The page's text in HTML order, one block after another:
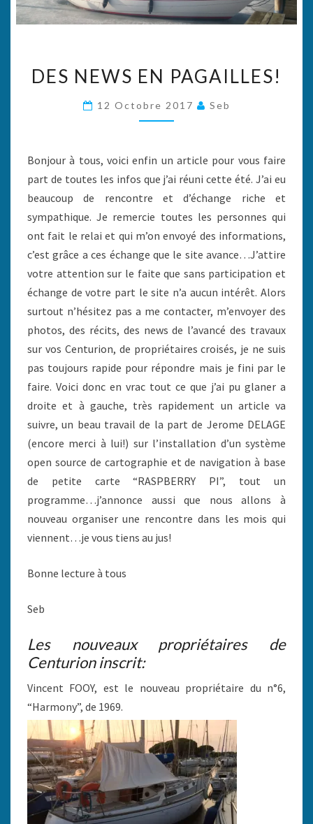
NEWS
PAGAILLES!
DES NEWS EN PAGAILLES!
12 Octobre 2017 Seb
Bonjour à tous, voici enfin un article pour vous faire
part de toutes les infos que j’ai réuni cette été. J’ai eu
beaucoup de rencontre et d’échange riche et
sympathique. Je remercie toutes les personnes qui
ont fait le relai et qui m’on envoyé des informations,
c’est grâce a ces échange que le site avance…J’attire
votre attention sur le faite que sans participation et
échange de votre part le site n’a aucun intérêt. Alors
surtout n’hésitez pas a me contacter, m’envoyer des
photos, des récits, des news de l’avancé des travaux
sur vos Centurion, de propriétaires croisés, je ne suis
pas toujours rapide pour répondre mais je fini par le
faire. Voici donc en vrac tout ce que j’ai pu glaner a
droite et à gauche, très rapidement un article va
suivre, un beau travail de la part de Jerome DELAGE
(encore merci à lui!) sur l’installation d’un système
open source de cartographie et de navigation à base
de petite carte “RASPBERRY PI”, tout un
programme…j’annonce aussi que nous allons à
nouveau organiser une rencontre dans les mois qui
viennent…je vous tiens au jus!
Bonne lecture à tous
Seb
Les nouveaux propriétaires de
Centurion inscrit:
Vincent FOOY, est le nouveau propriétaire du n°6,
“Harmony”, de 1969.